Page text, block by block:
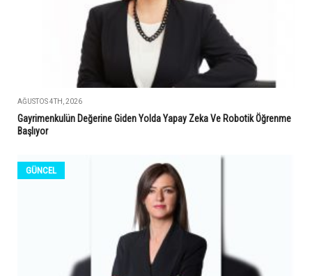
AĞUSTOS 4TH, 2026
Gayrimenkulün Değerine Giden Yolda Yapay Zeka Ve Robotik Öğrenme
Başlıyor
GÜNCEL